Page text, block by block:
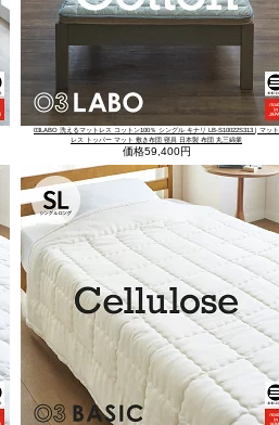
03LABO 洗えるマットレス コットン100％ シングル キナリ LB-S10022S313 | マット
レス トッパー マット 敷き布団 寝具 日本製 布団 丸三綿業
価格59,400円